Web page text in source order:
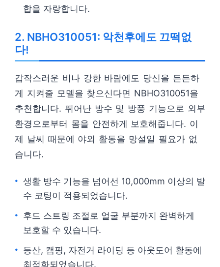
합을 자랑합니다.
2. NBHO310051: 악천후에도 끄떡없
다!
갑작스러운 비나 강한 바람에도 당신을 든든하
게 지켜줄 모델을 찾으신다면 NBHO310051을
추천합니다. 뛰어난 방수 및 방풍 기능으로 외부
환경으로부터 몸을 안전하게 보호해줍니다. 이
제 날씨 때문에 야외 활동을 망설일 필요가 없
습니다.
생활 방수 기능을 넘어선 10,000mm 이상의 발
수 코팅이 적용되었습니다.
후드 스트링 조절로 얼굴 부분까지 완벽하게
보호할 수 있습니다.
등산, 캠핑, 자전거 라이딩 등 아웃도어 활동에
최적화되었습니다.